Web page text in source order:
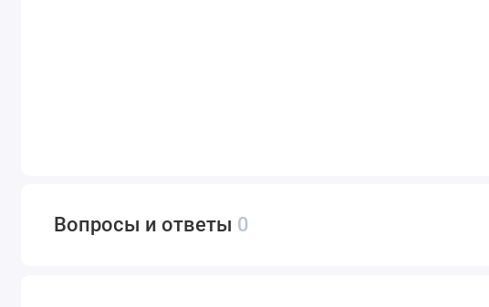
Вопросы и ответы 0